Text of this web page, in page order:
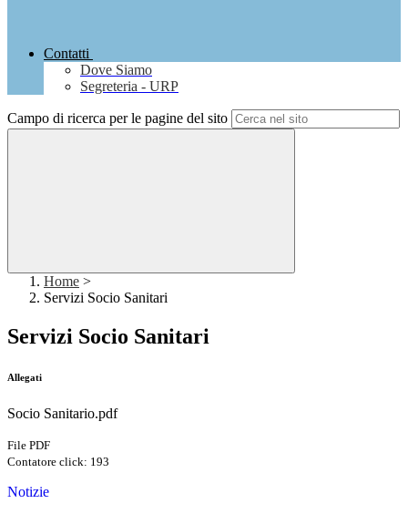
Contatti
Dove Siamo
Segreteria - URP
Campo di ricerca per le pagine del sito
Home >
Servizi Socio Sanitari
Servizi Socio Sanitari
Allegati
Socio Sanitario.pdf
File PDF
Contatore click: 193
Notizie